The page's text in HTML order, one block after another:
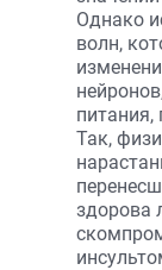
Однако
волн,
питания,
Так,
здорова